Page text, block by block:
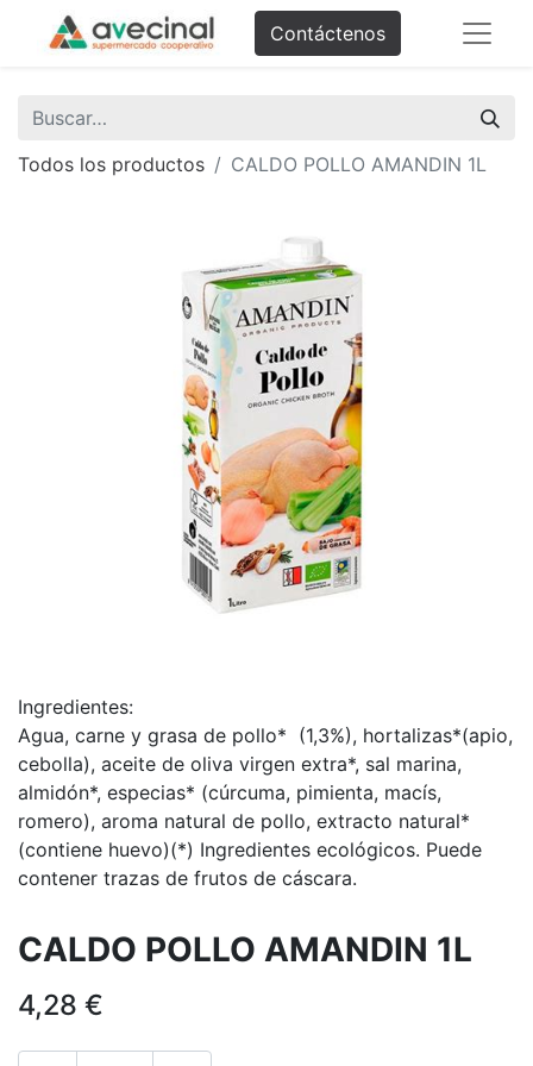
Contáctenos
Todos los productos CALDO POLLO AMANDIN 1L
Ingredientes:
Agua, carne y grasa de pollo* (1,3%), hortalizas*(apio,
cebolla), aceite de oliva virgen extra*, sal marina,
almidón*, especias* (cúrcuma, pimienta, macís,
romero), aroma natural de pollo, extracto natural*
(contiene huevo)(*) Ingredientes ecológicos. Puede
contener trazas de frutos de cáscara.
CALDO POLLO AMANDIN 1L
4,28 €